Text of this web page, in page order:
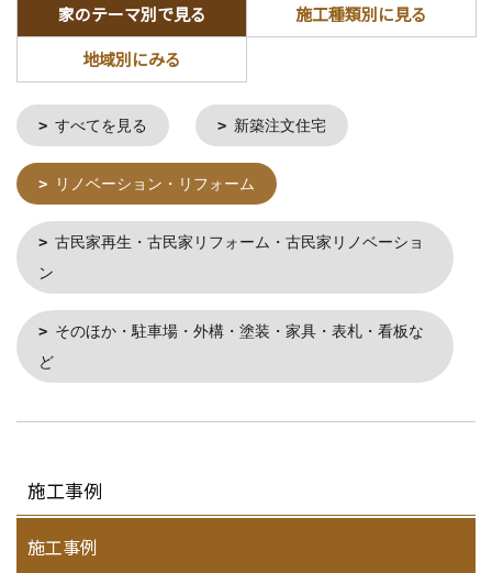
家のテーマ別で見る
施工種類別に見る
地域別にみる
すべてを見る 新築注文住宅
リノベーション・リフォーム
古民家再生・古民家リフォーム・古民家リノベーショ
ン
そのほか・駐車場・外構・塗装・家具・表札・看板な
ど
施工事例
施工事例